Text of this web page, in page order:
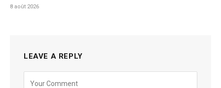
8 août 2026
LEAVE A REPLY